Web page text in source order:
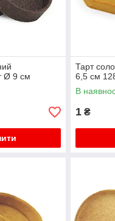
Ø 9 см
Тарт
6,5 см
В
1 ₴